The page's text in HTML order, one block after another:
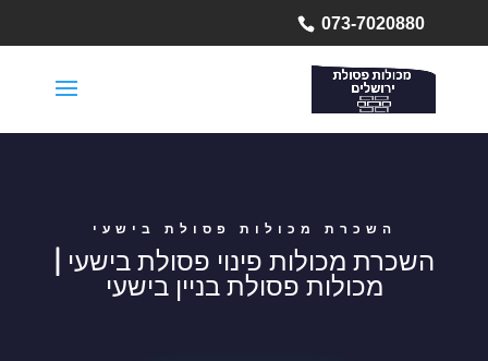
073-7020880
השכרת מכולות פסולת בישעי
השכרת מכולות פינוי פסולת בישעי |
מכולות פסולת בניין בישעי